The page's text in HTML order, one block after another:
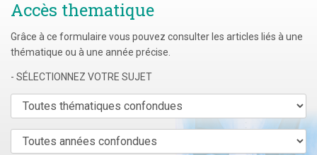
Accès thematique
Grâce à ce formulaire vous pouvez consulter les articles liés à une
thématique ou à une année précise.
- SÉLECTIONNEZ VOTRE SUJET